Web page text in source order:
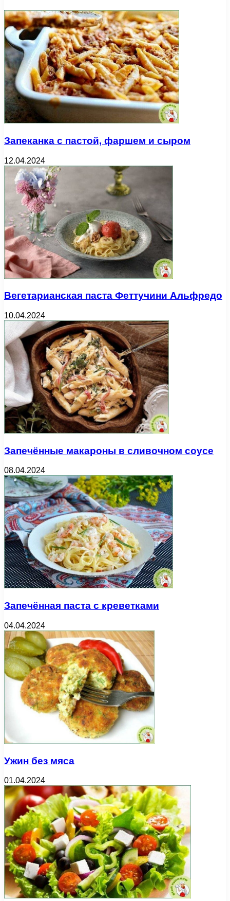
Запеканка с пастой, фаршем и сыром
12.04.2024
Вегетарианская паста Феттучини Альфредо
10.04.2024
Запечённые макароны в сливочном соусе
08.04.2024
Запечённая паста с креветками
04.04.2024
Ужин без мяса
01.04.2024